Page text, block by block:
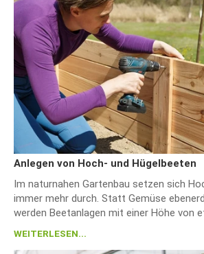
Anlegen von Hoch- und Hügelbeeten
Im naturnahen Gartenbau setzen sich
immer mehr durch. Statt Gemüse
werden Beetanlagen mit einer Höhe von
WEITERLESEN...